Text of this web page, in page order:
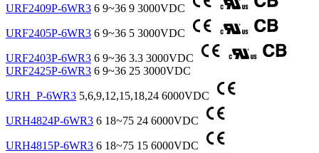
URF2409P-6WR3 6 9~36 9 3000VDC
URF2405P-6WR3 6 9~36 5 3000VDC
URF2403P-6WR3 6 9~36 3.3 3000VDC
URF2425P-6WR3 6 9~36 25 3000VDC
URH_P-6WR3 5,6,9,12,15,18,24 6000VDC
URH4824P-6WR3 6 18~75 24 6000VDC
URH4815P-6WR3 6 18~75 15 6000VDC